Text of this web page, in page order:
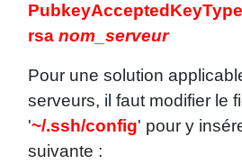
rsa nom_serveur
Pour une solution
serveurs, il faut modifier le
'~/.ssh/config' pour y
suivante :